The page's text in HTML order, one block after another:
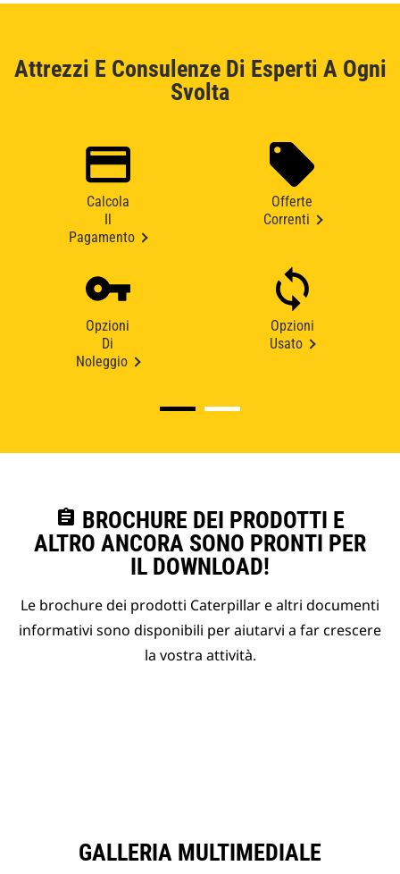
Attrezzi E Consulenze Di Esperti A Ogni
Svolta
Calcola
Pagamento
Offerte
Correnti
Opzioni
Di
Noleggio
Opzioni
Usato
assignment BROCHURE DEI PRODOTTI E
ALTRO ANCORA SONO PRONTI PER
IL DOWNLOAD!
Le brochure dei prodotti Caterpillar e altri documenti
informativi sono disponibili per aiutarvi a far crescere
la vostra attività.
GALLERIA MULTIMEDIALE